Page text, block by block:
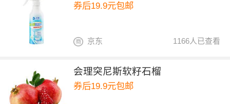
券后19.9元包邮
1166人已查看
京东
会理突尼斯软籽石榴
券后19.9元包邮